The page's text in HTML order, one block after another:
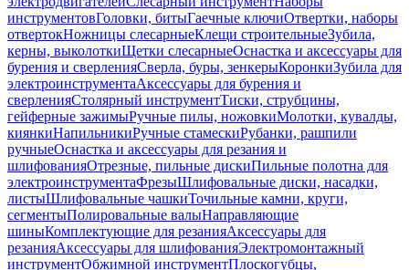
инструментовГоловки, битыГаечные ключиОтвертки, наборы
отвертокНожницы слесарныеКлещи строительныеЗубила,
керны, выколоткиЩетки слесарныеОснастка и аксессуары для
бурения и сверленияСверла, буры, зенкерыКоронкиЗубила для
электроинструментаАксессуары для бурения и
сверленияСтолярный инструментТиски, струбцины,
гейферные зажимыРучные пилы, ножовкиМолотки, кувалды,
киянкиНапильникиРучные стамескиРубанки, рашпили
ручныеОснастка и аксессуары для резания и
шлифованияОтрезные, пильные дискиПильные полотна для
электроинструментаФрезыШлифовальные диски, насадки,
листыШлифовальные чашкиТочильные камни, круги,
сегментыПолировальные валыНаправляющие
шиныКомплектующие для резанияАксессуары для
резанияАксессуары для шлифованияЭлектромонтажный
инструментОбжимной инструментПлоскогубцы,